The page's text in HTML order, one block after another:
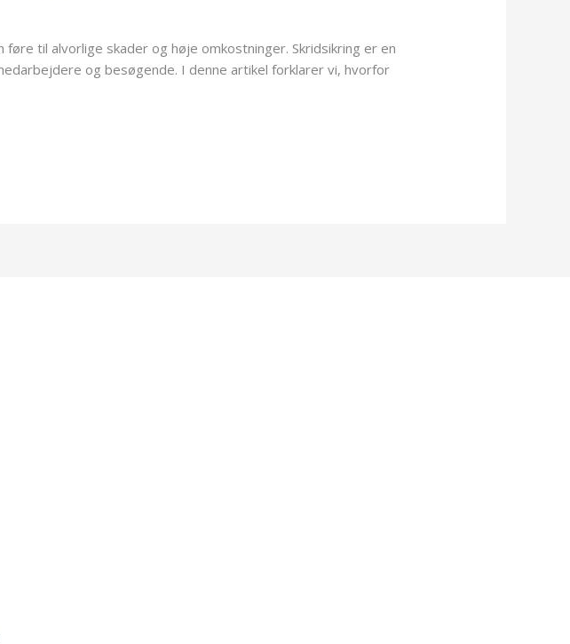
til alvorlige skader og høje omkostninger. Skridsikring er en
og besøgende. I denne artikel forklarer vi, hvorfor